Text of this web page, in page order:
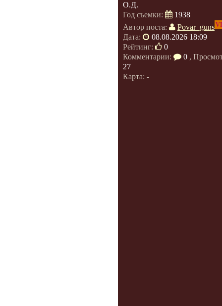
О.Д.
Год съемки:
1938
Автор поста:
Povar_guns
Дата:
08.08.2026 18:09
Рейтинг:
0
Комментарии:
0 ,
27
Карта: -